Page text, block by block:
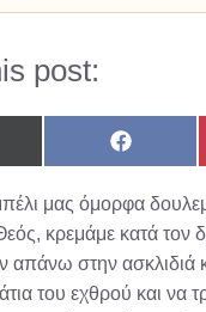
post:
Share
on
μας όμορφα
κρεμάμε κατά τον
απάνω στην ασκλιδιά
του εχθρού και να